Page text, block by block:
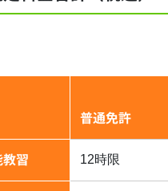
普通免許
習 12時限